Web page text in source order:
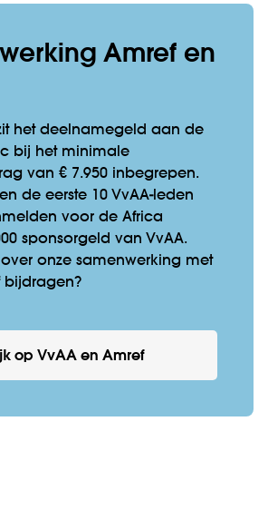
Amref en
het deelnamegeld aan de
bij het minimale
van € 7.950 inbegrepen.
de eerste 10 VvAA-leden
voor de Africa
sponsorgeld van VvAA.
onze samenwerking met
bijdragen?
op VvAA en Amref